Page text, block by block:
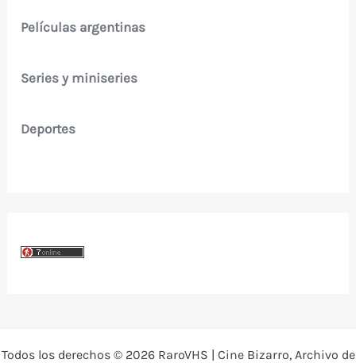
Películas argentinas
Series y miniseries
Deportes
Todos los derechos © 2026 RaroVHS | Cine Bizarro, Archivo de